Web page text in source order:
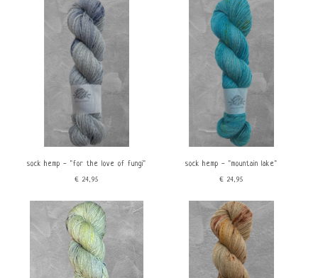
sock hemp - "for the love of fungi"
€24,95
sock hemp - "mountain lake"
€24,95